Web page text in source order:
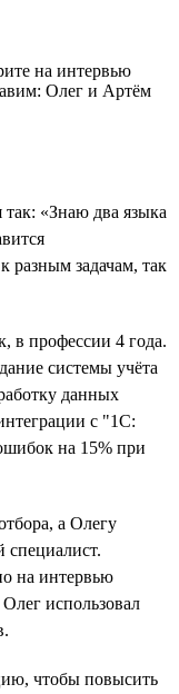
на интервью
Олег и Артём
так: «Знаю два языка
разным задачам, так
в профессии 4 года.
системы учёта
данных
с "1С:
на 15% при
а Олегу
специалист.
на интервью
использовал
чтобы повысить